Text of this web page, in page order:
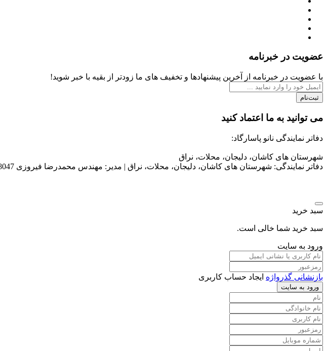
عضویت در خبرنامه
با عضویت در خبرنامه از آخرین پیشنهادها و تخفیف های ما زودتر از بقیه با خبر شوید!
ثبت‌نام
می توانید به ما اعتماد کنید
دفاتر نمایندگی نانو پاسارگاد:
شهرستان های کاشان، دلیجان، محلات، نراق
دفاتر نمایندگی: شهرستان های کاشان، دلیجان، محلات، نراق | مدیر: مهندس محمدرضا فیروزی 09126118047 - 09192028375
سبد خرید
سبد خرید شما خالی است.
ورود به سایت
بازنشانی گذرواژه ایجاد حساب کاربری
ورود به سایت